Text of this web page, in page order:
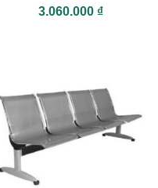
Được xếp
hạng55
3.060.000 ₫